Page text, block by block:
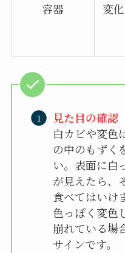
容器
変
見た目の確認
白カビや変色
の中のもずく
い。表面に白
が見えたら、
食べてはいけ
色っぽく変色
崩れている場
サインです。